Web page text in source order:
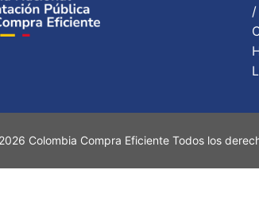
/
Colombia Compra Eficiente Todos los